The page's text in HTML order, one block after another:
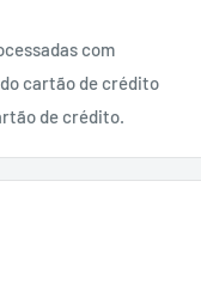
com
cartão de crédito
de crédito.